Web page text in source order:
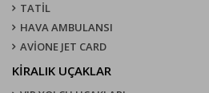
TATİL
HAVA AMBULANSI
AVİONE JET CARD
KIRALIK UÇAKLAR